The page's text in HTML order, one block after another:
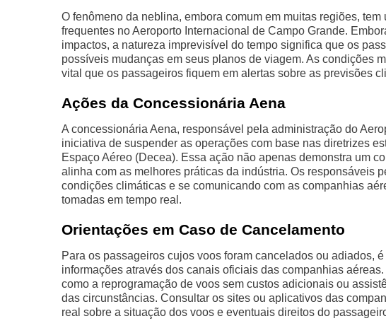
O fenômeno da neblina, embora comum em muitas regiões,
frequentes no Aeroporto Internacional de Campo Grande.
impactos, a natureza imprevisível do tempo significa que os
possíveis mudanças em seus planos de viagem. As condições
vital que os passageiros fiquem em alertas sobre as previsões
Ações da Concessionária Aena
A concessionária Aena, responsável pela administração do
iniciativa de suspender as operações com base nas diretrizes
Espaço Aéreo (Decea). Essa ação não apenas demonstra um
alinha com as melhores práticas da indústria. Os responsáveis
condições climáticas e se comunicando com as companhias
tomadas em tempo real.
Orientações em Caso de Cancelamento
Para os passageiros cujos voos foram cancelados ou adiados,
informações através dos canais oficiais das companhias
como a reprogramação de voos sem custos adicionais ou
das circunstâncias. Consultar os sites ou aplicativos das
real sobre a situação dos voos e eventuais direitos do